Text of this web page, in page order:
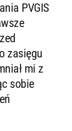
PVGIS
zasięgu
mi z
sobie